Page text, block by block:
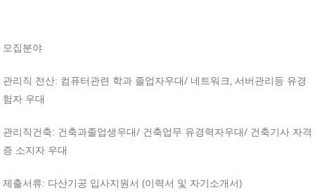
모집분야
관리직 전산: 컴퓨터관련 학과 졸업자우대/ 네트워크, 서버관리등 유경
험자 우대
관리직건축: 건축과졸업생우대/ 건축업무 유경력자우대/ 건축기사 자격
증 소지자 우대
제출서류: 다산기공 입사지원서 (이력서 및 자기소개서)